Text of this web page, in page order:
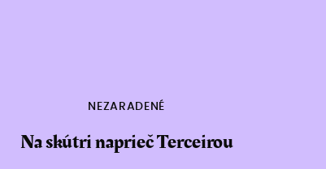
NEZARADENÉ
Na skútri naprieč Terceirou